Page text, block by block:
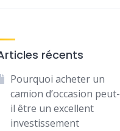
récents
Pourquoi acheter un
camion d’occasion peut-
il être un excellent
investissement